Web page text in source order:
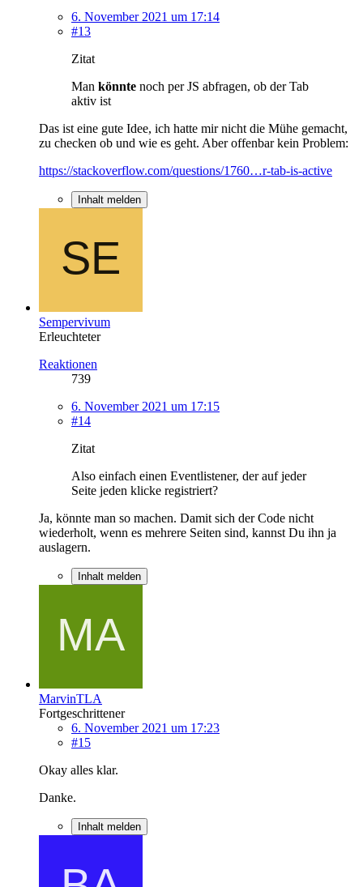
6. November 2021 um 17:14
#13
Zitat
Man könnte noch per JS abfragen, ob der Tab
aktiv ist
Das ist eine gute Idee, ich hatte mir nicht die Mühe gemacht,
zu checken ob und wie es geht. Aber offenbar kein Problem:
https://stackoverflow.com/questions/1760…r-tab-is-active
Inhalt melden
Sempervivum
Erleuchteter
Reaktionen
739
6. November 2021 um 17:15
#14
Zitat
Also einfach einen Eventlistener, der auf jeder
Seite jeden klicke registriert?
Ja, könnte man so machen. Damit sich der Code nicht
wiederholt, wenn es mehrere Seiten sind, kannst Du ihn ja
auslagern.
Inhalt melden
MarvinTLA
Fortgeschrittener
6. November 2021 um 17:23
#15
Okay alles klar.
Danke.
Inhalt melden